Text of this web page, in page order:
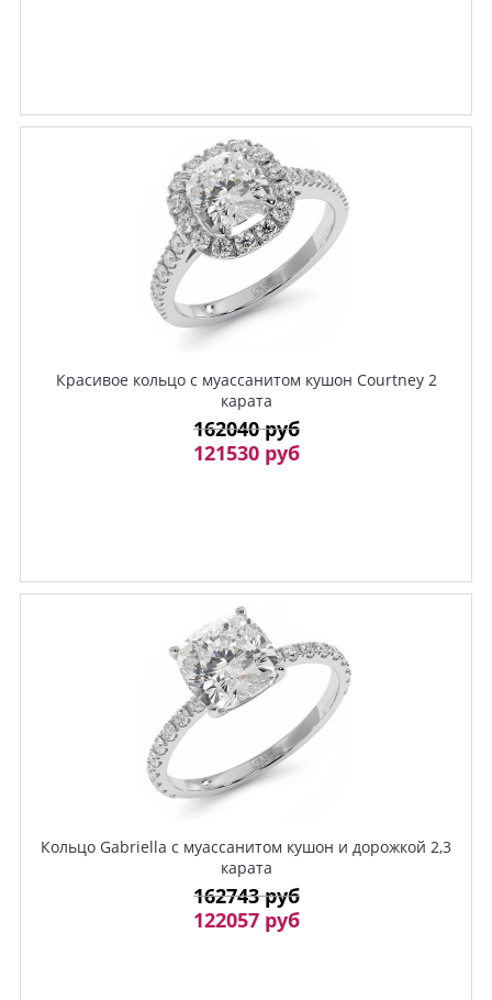
Красивое кольцо с муассанитом кушон Courtney 2
карата
162040 руб
121530 руб
Кольцо Gabriella с муассанитом кушон и дорожкой 2,3
карата
162743 руб
122057 руб